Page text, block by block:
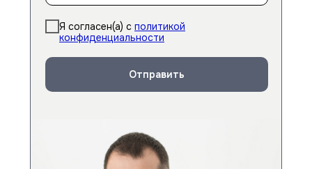
Я согласен(а) с политикой
конфиденциальности
Отправить